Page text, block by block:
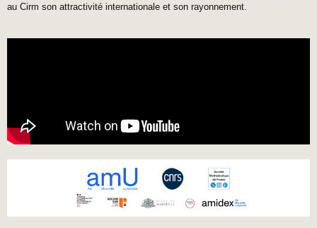
au Cirm son attractivité internationale et son rayonnement.